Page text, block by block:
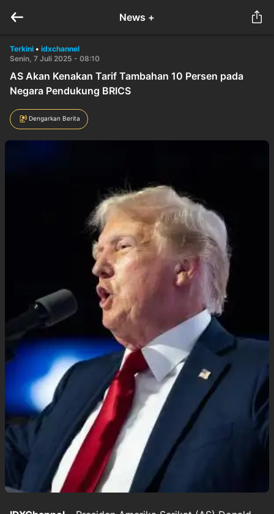
News +
Terkini • idxchannel
Senin, 7 Juli 2025 - 08:10
AS Akan Kenakan Tarif Tambahan 10 Persen pada
Negara Pendukung BRICS
Dengarkan Berita